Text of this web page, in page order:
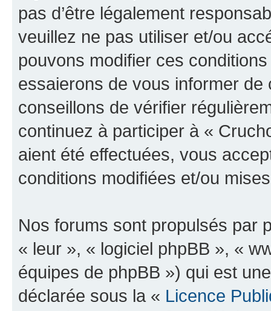
pas d’être légalement
veuillez ne pas utiliser et/ou
pouvons modifier ces
essaierons de vous informer
conseillons de vérifier
continuez à participer à «
aient été effectuées, vous
conditions modifiées et/ou
Nos forums sont propulsés par
« leur », « logiciel phpBB », «
équipes de phpBB ») qui est
déclarée sous la « Licence